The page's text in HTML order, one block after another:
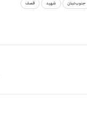
جنوب لبنان شهيد قصف